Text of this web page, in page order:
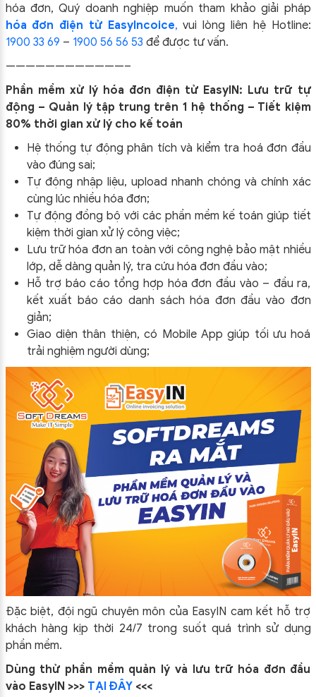
hóa đơn, Quý doanh nghiệp muốn tham khảo giải pháp
hóa đơn điện tử EasyIncoice, vui lòng liên hệ Hotline:
1900 33 69 – 1900 56 56 53 để được tư vấn.
————————————–
Phần mềm xử lý hóa đơn điện tử EasyIN: Lưu trữ tự
động – Quản lý tập trung trên 1 hệ thống – Tiết kiệm
80% thời gian xử lý cho kế toán
Hệ thống tự động phân tích và kiểm tra hoá đơn đầu
vào đúng sai;
Tự động nhập liệu, upload nhanh chóng và chính xác
cùng lúc nhiều hóa đơn;
Tự động đồng bộ với các phần mềm kế toán giúp tiết
kiệm thời gian xử lý công việc;
Lưu trữ hóa đơn an toàn với công nghệ bảo mật nhiều
lớp, dễ dàng quản lý, tra cứu hóa đơn đầu vào;
Hỗ trợ báo cáo tổng hợp hóa đơn đầu vào – đầu ra,
kết xuất báo cáo danh sách hóa đơn đầu vào đơn
giản;
Giao diện thân thiện, có Mobile App giúp tối ưu hoá
trải nghiệm người dùng;
Đặc biệt, đội ngũ chuyên môn của EasyIN cam kết hỗ trợ
khách hàng kịp thời 24/7 trong suốt quá trình sử dụng
phần mềm.
Dùng thử phần mềm quản lý và lưu trữ hóa đơn đầu
vào EasyIN >>> TẠI ĐÂY<<<